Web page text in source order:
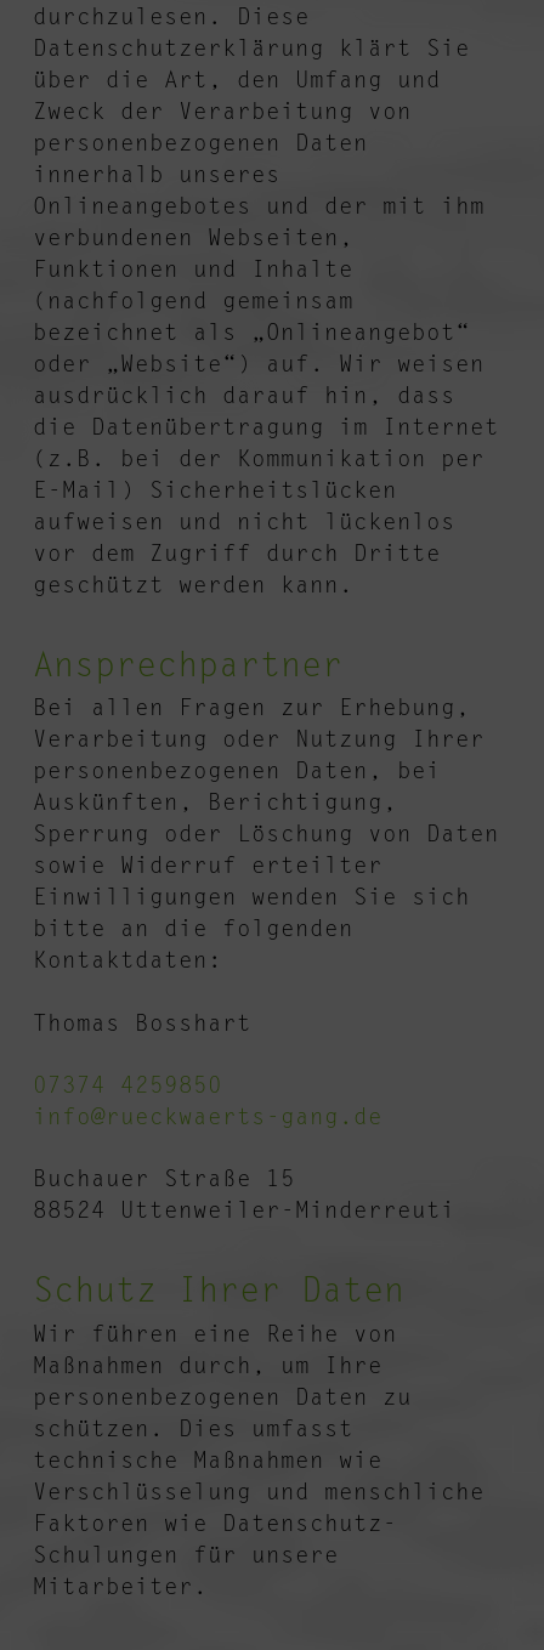
durchzulesen. Diese
Datenschutzerklärung klärt Sie
über die Art, den Umfang und
Zweck der Verarbeitung von
personenbezogenen Daten
innerhalb unseres
Onlineangebotes und der mit ihm
verbundenen Webseiten,
Funktionen und Inhalte
(nachfolgend gemeinsam
bezeichnet als „Onlineangebot“
oder „Website“) auf. Wir weisen
ausdrücklich darauf hin, dass
die Datenübertragung im Internet
(z.B. bei der Kommunikation per
E-Mail) Sicherheitslücken
aufweisen und nicht lückenlos
vor dem Zugriff durch Dritte
geschützt werden kann.
Ansprechpartner
Bei allen Fragen zur Erhebung,
Verarbeitung oder Nutzung Ihrer
personenbezogenen Daten, bei
Auskünften, Berichtigung,
Sperrung oder Löschung von Daten
sowie Widerruf erteilter
Einwilligungen wenden Sie sich
bitte an die folgenden
Kontaktdaten:
Thomas Bosshart
07374 4259850
info@rueckwaerts-gang.de
Buchauer Straße 15
88524 Uttenweiler-Minderreuti
Schutz Ihrer Daten
Wir führen eine Reihe von
Maßnahmen durch, um Ihre
personenbezogenen Daten zu
schützen. Dies umfasst
technische Maßnahmen wie
Verschlüsselung und menschliche
Faktoren wie Datenschutz-
Schulungen für unsere
Mitarbeiter.